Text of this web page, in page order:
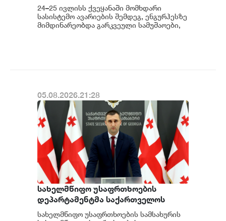
მასშტაბით აღდგება - საქართველოს
სახელმწიფო ელექტროსისტემა
24–25 ივლისს ქვეყანაში მომხდარი
სასისტემო ავარიების შემდეგ, ენგურჰესზე
მიმდინარეობდა გარკვეული სამუშაოები,
05.08.2026.21:28
სახელმწიფო უსაფრთხოების
დეპარტამენტმა საქართველოს
სახელმწიფო ინტერესების
სახელმწიფო უსაფრთხოების სამსახურის